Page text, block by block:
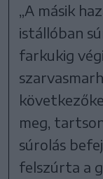
„A másik
istállóban
farkukig
meg,
súrolás
felszúrta a